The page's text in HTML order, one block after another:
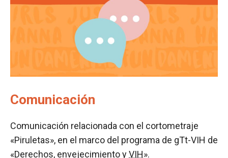
Comunicación
Comunicación relacionada con el cortometraje
«Piruletas», en el marco del programa de gTt-VIH de
«Derechos, envejecimiento yVIH».